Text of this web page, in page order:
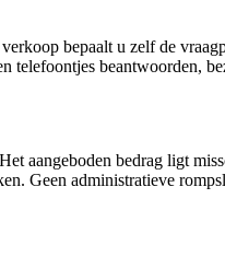
bepaalt u zelf de
beantwoorden,
aangeboden bedrag ligt
Geen administratieve